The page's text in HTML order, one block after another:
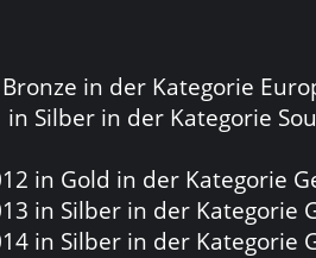
in der Kategorie
Silber in der Kategorie
in Gold in der Kategorie
in Silber in der Kategorie
in Silber in der Kategorie